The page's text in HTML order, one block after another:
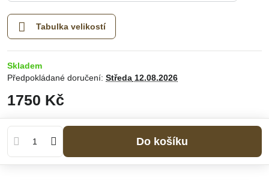
Tabulka velikostí
Skladem
Předpokládané doručení: Středa 12.08.2026
1750 Kč
Do košíku